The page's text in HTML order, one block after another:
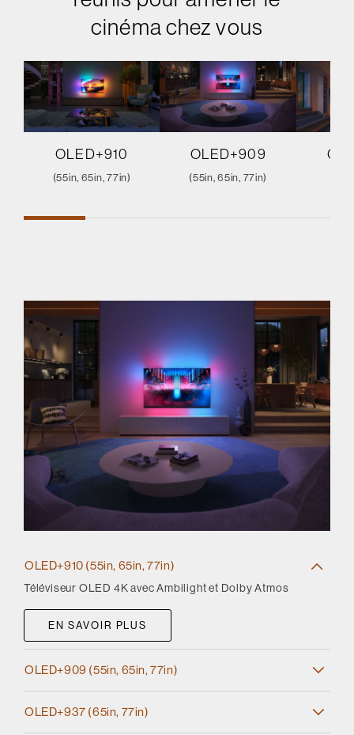
cinéma chez vous
OLED+910
(55in, 65in, 77in)
OLED+909
(55in, 65in, 77in)
OLED+910 (55in, 65in, 77in)
Téléviseur OLED 4K avec Ambilight et Dolby Atmos
EN SAVOIR PLUS
OLED+909 (55in, 65in, 77in)
OLED+937 (65in, 77in)